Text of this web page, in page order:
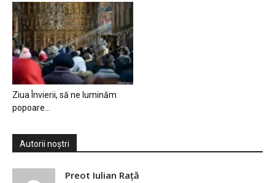
Ziua Învierii, să ne luminăm
popoare…
Autorii noștri
Preot Iulian Raţă